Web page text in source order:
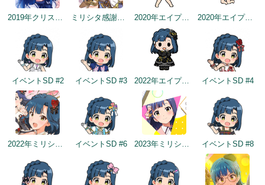
2019年クリスマス ミリシタ感謝祭2019～2020 2020年エイプリルフールネタ 2020年エイプリルフールネタ
イベントSD #2 イベントSD #3 2022年エイプリルフールネタ イベントSD #4
2022年ミリシタ5周年カウントダウン（1日前） イベントSD #6 2023年ミリシタ4周年イメージ イベントSD #8